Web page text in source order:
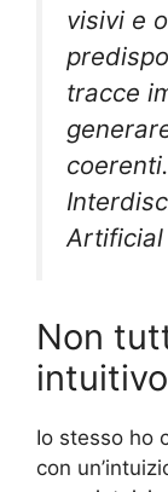
visivi e
tracce
Artificial
Non
intuitivo
Io stesso ho
con